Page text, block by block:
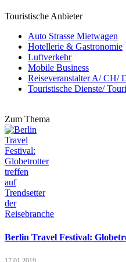
Touristische Anbieter
Auto Strasse Mietwagen
Hotellerie & Gastronomie
Luftverkehr
Mobile Business
Reiseveranstalter A/ CH/
Touristische Dienste/
Zum Thema
Berlin Travel Festival: